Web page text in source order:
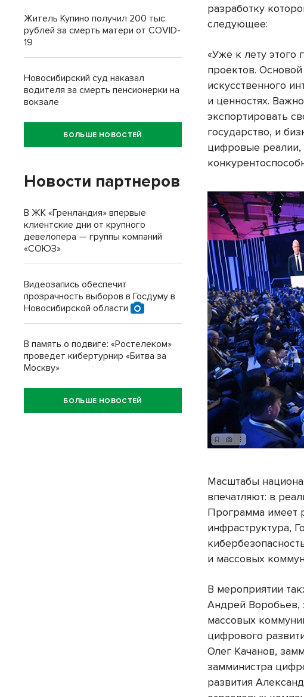
разработку
следующее:
«Уже к лету
проектов.
искусственного
и ценностях.
экспортировать
государство, и
цифровые реалии,
Масштабы
впечатляют: в
Программа имеет
инфраструктура,
и массовых
В мероприятии
Андрей Воробьев,
массовых
цифрового
Олег Качанов,
замминистра
развития
Житель Купино получил 200 тыс.
рублей за смерть матери от COVID-
19
Новосибирский суд наказал
водителя за смерть пенсионерки на
вокзале
БОЛЬШЕ НОВОСТЕЙ
Новости партнеров
В ЖК «Гренландия» впервые
клиентские дни от крупного
девелопера — группы компаний
«СОЮЗ»
Видеозапись обеспечит
прозрачность выборов в Госдуму в
Новосибирской области
В память о подвиге: «Ростелеком»
проведет кибертурнир «Битва за
Москву»
БОЛЬШЕ НОВОСТЕЙ